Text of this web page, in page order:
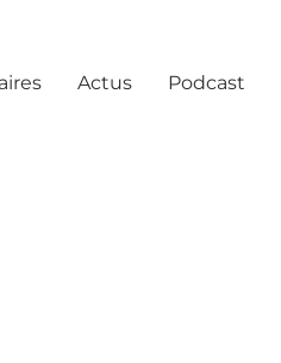
Actus Podcast